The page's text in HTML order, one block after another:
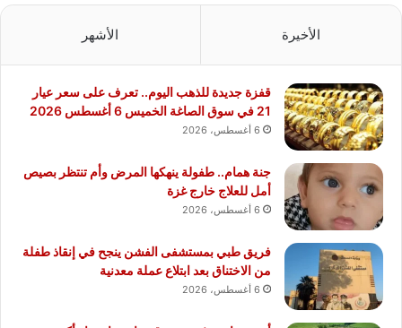
الأخيرة الأشهر
قفزة جديدة للذهب اليوم.. تعرف على سعر عيار
21 في سوق الصاغة الخميس 6 أغسطس 2026
6 أغسطس، 2026
جنة همام.. طفولة ينهكها المرض وأم تنتظر بصيص
أمل للعلاج خارج غزة
6 أغسطس، 2026
فريق طبي بمستشفى الفشن ينجح في إنقاذ طفلة
من الاختناق بعد ابتلاع عملة معدنية
6 أغسطس، 2026